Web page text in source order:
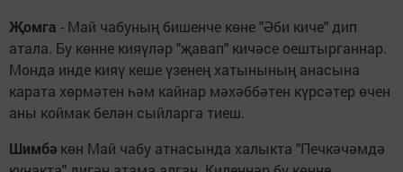
Җомга - Май чабуның бишенче көне "Әби киче" дип
атала. Бу көнне кияүләр "җавап" кичәсе оештырганнар.
Монда инде кияү кеше үзенең хатынының анасына
карата хөрмәтен һәм кайнар мәхәббәтен күрсәтер өчен
аны коймак белән сыйларга тиеш.
Шимбә көн Май чабу атнасында халыкта "Печкәчәмдә